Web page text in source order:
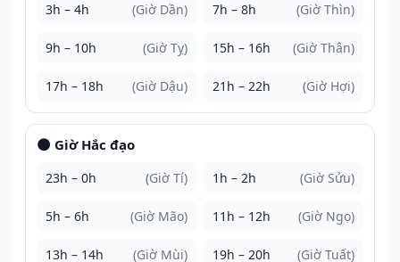
3h – 4h (Giờ Dần) 7h – 8h (Giờ Thìn)
9h – 10h (Giờ Tỵ) 15h – 16h (Giờ Thân)
17h – 18h (Giờ Dậu) 21h – 22h (Giờ Hợi)
🌑 Giờ Hắc đạo
23h – 0h (Giờ Tí) 1h – 2h (Giờ Sửu)
5h – 6h (Giờ Mão) 11h – 12h (Giờ Ngọ)
13h – 14h (Giờ Mùi) 19h – 20h (Giờ Tuất)